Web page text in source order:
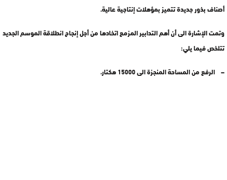
أصناف بذور جديدة تتميز بمؤهلات إنتاجية عالية.
وتمت الإشارة الى أن أهم التدابير المزمع اتخادها من أجل إنجاح انطلاقة الموسم الجديد
تتلخص فيما يلي:
– الرفع من المساحة المنجزة الى 15000 هكتار،